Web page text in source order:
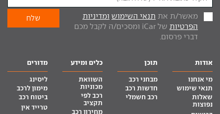
מאשר/ת את תנאי השימוש ומדיניות
הפרטיות
של iCar ומסכים/ה לקבל מכם
דברי פרסום.
אודות
מי אנחנו
תנאי שימוש
שאלות
נפוצות
תוכן
מבחני רכב
חדשות רכב
רכב חשמלי
כלים ומידע
השוואת
מכוניות
רכב לפי
תקציב
מחירון רכב
מדורים
ליסינג
מימון לרכב
ביטוח רכב
טרייד אין